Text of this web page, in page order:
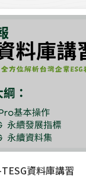
資料庫講習